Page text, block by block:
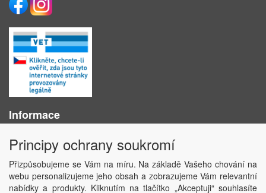
Informace
Obchodní podmínky
Ochrana osobních údajů
Kontakt
Losování účtenek
Principy ochrany soukromí
Přizpůsobujeme se Vám na míru. Na základě Vašeho chování na
webu personalizujeme jeho obsah a zobrazujeme Vám relevantní
nabídky a produkty. Kliknutím na tlačítko „Akceptuji“ souhlasíte